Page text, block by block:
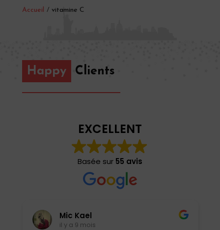
Accueil / vitamine C
Happy Clients
EXCELLENT
Basée sur 55 avis
Mic Kael
il y a 9 mois